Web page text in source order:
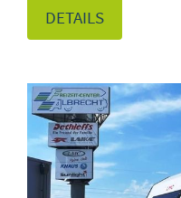
DETAILS